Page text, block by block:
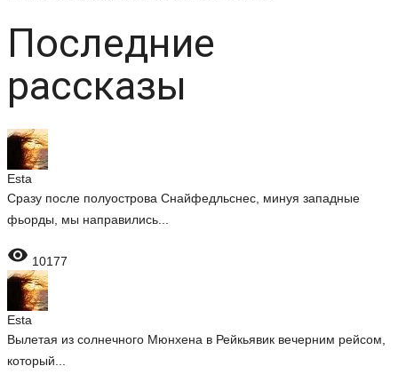
Последние
рассказы
Esta
Сразу после полуострова Снайфедльснес, минуя западные
фьорды, мы направились...
 10177
Esta
Вылетая из солнечного Мюнхена в Рейкьявик вечерним рейсом,
который...